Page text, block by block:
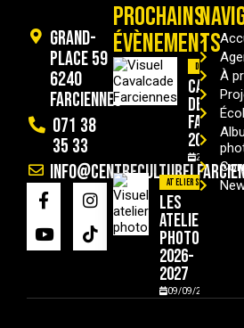
Grand-
Place 59
6240
Farciennes
071 38
35 33
PROCHAINS
ÉVÈNEMENTS
Divers
de
2026
29/08/2026
Ateliers
Les
ateliers
photo
2026-
2027
09/09/2026
À